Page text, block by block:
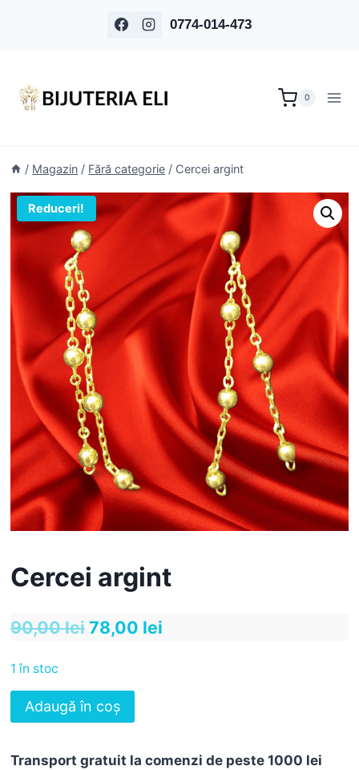
0774-014-473
0
/ Magazin / Fără categorie / Cercei argint
Reduceri!
Cercei argint
90,00lei Prețul
fost:
78,00 leiPrețul
1 în stoc
Cantitate
Cercei
Adaugă în coș
Transport gratuit la comenzi de peste 1000 lei